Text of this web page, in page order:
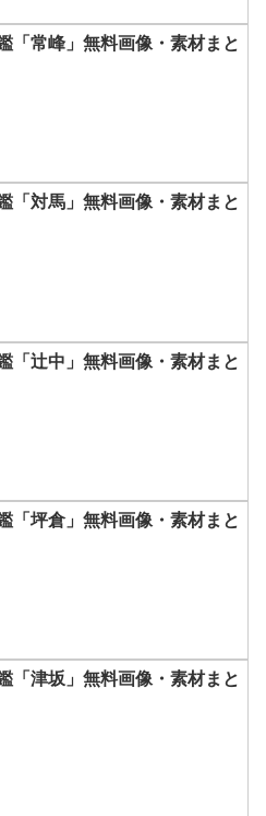
「常峰」無料画像・素材まと
「対馬」無料画像・素材まと
「辻中」無料画像・素材まと
「坪倉」無料画像・素材まと
「津坂」無料画像・素材まと